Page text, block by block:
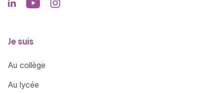
Je suis
Au collège
Au lycée